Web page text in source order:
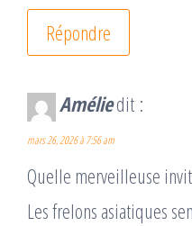
Répondre
Améliedit :
mars 26, 2026 à 7:56 am
Quelle merveilleuse
Les frelons asiatiques